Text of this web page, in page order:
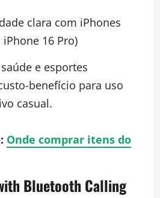
clara com iPhones
16 Pro)
e esportes
benefício para uso
casual.
Onde comprar itens do
Bluetooth Calling